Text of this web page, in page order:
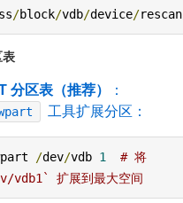
/block/vdb/device/rescan
表
分区表（推荐）
：
工具扩展分区：
/dev/vdb 1
# 将
vdb1` 扩展到最大空间